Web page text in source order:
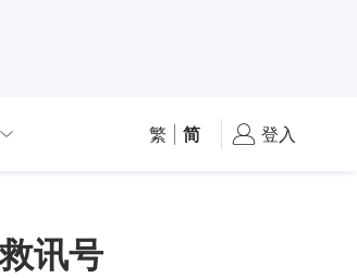
繁 简 登入
讯号